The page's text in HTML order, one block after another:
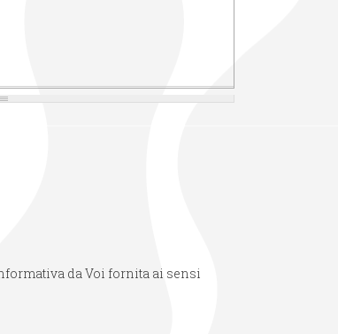
da Voi fornita ai sensi